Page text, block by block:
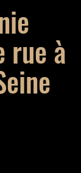
rue à